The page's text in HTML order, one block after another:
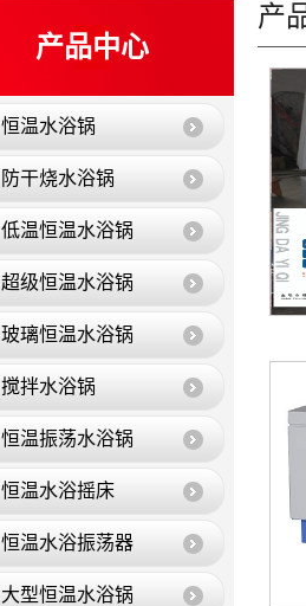
产品中心
恒温水浴锅
防干烧水浴锅
低温恒温水浴锅
超级恒温水浴锅
玻璃恒温水浴锅
搅拌水浴锅
恒温振荡水浴锅
恒温水浴摇床
恒温水浴振荡器
大型恒温水浴锅
产